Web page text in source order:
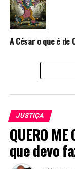
A César o que é de
JUSTIÇA
QUERO
que devo